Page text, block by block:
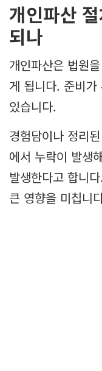
개인파산
되나
개인파산은 법원
게 됩니다. 준비가
있습니다.
경험담이나 정리
에서 누락이 발생
발생한다고 합니
큰 영향을 미칩니